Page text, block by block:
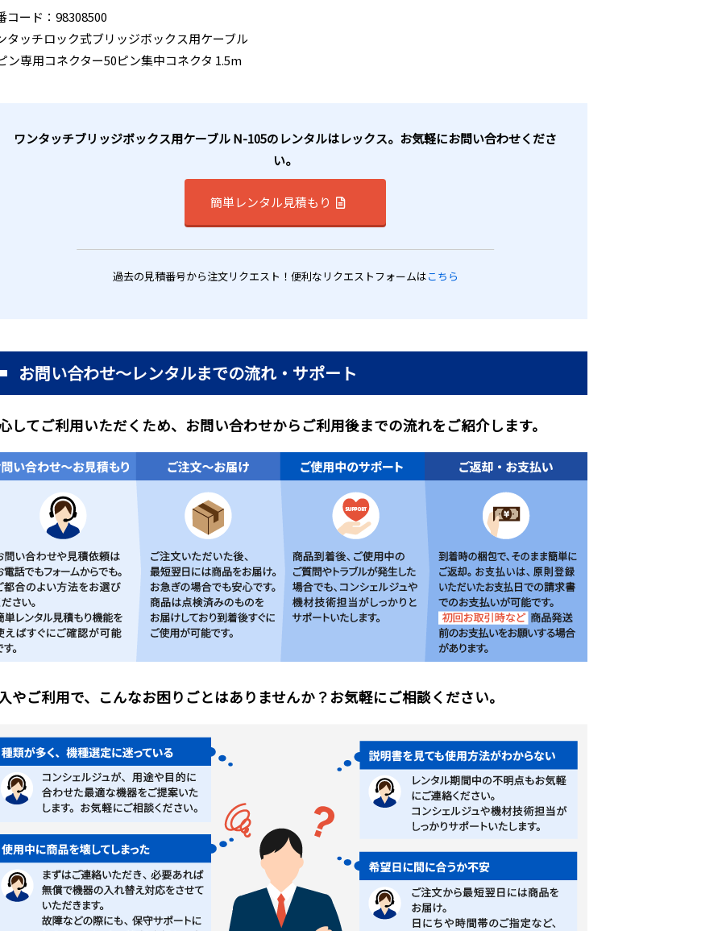
コード：98308500
タッチロック式ブリッジボックス用ケーブル
ン専用コネクター50ピン集中コネクタ 1.5m
ワンタッチブリッジボックス用ケーブル N-105のレンタルはレックス。お気軽にお問い合わせくださ
い。
簡単レンタル見積もり
過去の見積番号から注文リクエスト！便利なリクエストフォームはこちら
お問い合わせ～レンタルまでの流れ・サポート
してご利用いただくため、お問い合わせからご利用後までの流れをご紹介します。
やご利用で、こんなお困りごとはありませんか？お気軽にご相談ください。